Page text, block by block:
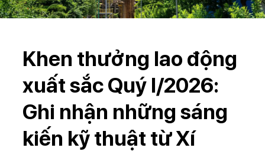
Khen thưởng lao động
xuất sắc Quý I/2026:
Ghi nhận những sáng
kiến kỹ thuật từ Xí